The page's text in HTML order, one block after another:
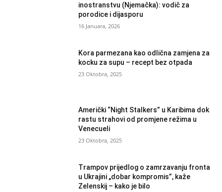
inostranstvu (Njemačka): vodič za
porodice i dijasporu
16 Januara, 2026
Kora parmezana kao odlična zamjena za
kocku za supu – recept bez otpada
23 Oktobra, 2025
Američki “Night Stalkers” u Karibima dok
rastu strahovi od promjene režima u
Venecueli
23 Oktobra, 2025
Trampov prijedlog o zamrzavanju fronta
u Ukrajini „dobar kompromis”, kaže
Zelenskij – kako je bilo